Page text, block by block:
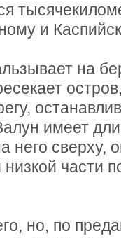
и
на
имеет
него сверху,
части
но, по